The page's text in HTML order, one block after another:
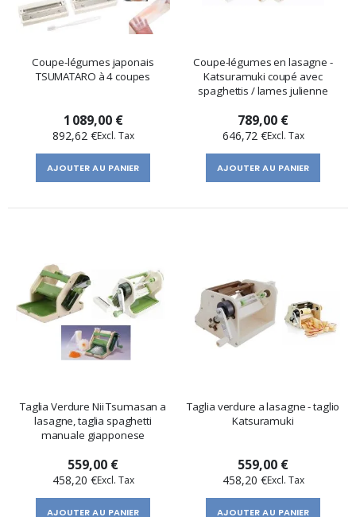
Coupe-légumes japonais
TSUMATARO à 4 coupes
1 089,00 €
892,62 €
AJOUTER AU PANIER
Coupe-légumes en lasagne -
Katsuramuki coupé avec
spaghettis / lames julienne
789,00 €
646,72 €
AJOUTER AU PANIER
Taglia Verdure Nii Tsumasan a
lasagne, taglia spaghetti
manuale giapponese
559,00 €
458,20 €
AJOUTER AU PANIER
Taglia verdure a lasagne - taglio
Katsuramuki
559,00 €
458,20 €
AJOUTER AU PANIER